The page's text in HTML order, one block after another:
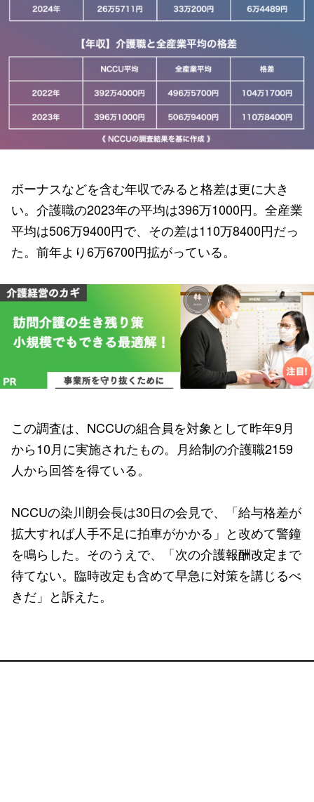
ボーナスなどを含む年収でみると格差は更に大き
い。介護職の2023年の平均は396万1000円。全産業
平均は506万9400円で、その差は110万8400円だっ
た。前年より6万6700円拡がっている。
この調査は、NCCUの組合員を対象として昨年9月
から10月に実施されたもの。月給制の介護職2159
人から回答を得ている。
NCCUの染川朗会長は30日の会見で、「給与格差が
拡大すれば人手不足に拍車がかかる」と改めて警鐘
を鳴らした。そのうえで、「次の介護報酬改定まで
待てない。臨時改定も含めて早急に対策を講じるべ
きだ」と訴えた。